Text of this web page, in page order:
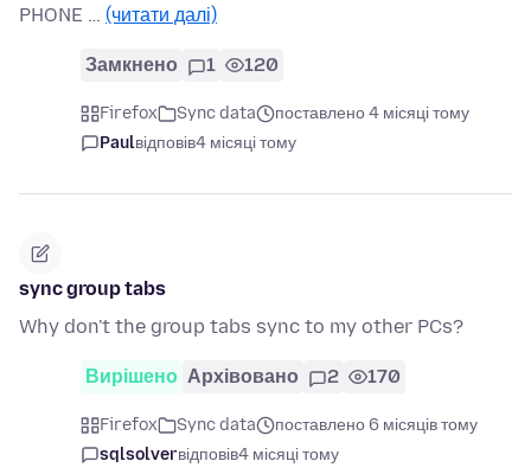
PHONE … (читати далі)
Замкнено 1 120
Firefox Sync data
поставлено 4 місяці тому
Paulвідповів4 місяці тому
sync group tabs
Why don't the group tabs sync to my other PCs?
Вирішено Архівовано 2 170
Firefox Sync data
поставлено 6 місяців тому
sqlsolverвідповів4 місяці тому